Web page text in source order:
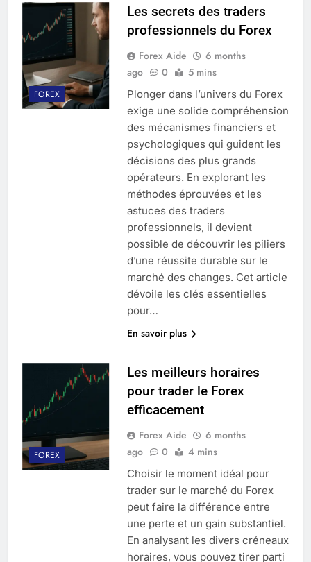
FOREX
Les secrets des traders
professionnels du Forex
Forex Aide
6 months
ago
0 5 mins
Plonger dans l’univers du Forex
exige une solide compréhension
des mécanismes financiers et
psychologiques qui guident les
décisions des plus grands
opérateurs. En explorant les
méthodes éprouvées et les
astuces des traders
professionnels, il devient
possible de découvrir les piliers
d’une réussite durable sur le
marché des changes. Cet article
dévoile les clés essentielles
pour…
En savoir plus
FOREX
Les meilleurs horaires
pour trader le Forex
efficacement
Forex Aide
6 months
ago
0 4 mins
Choisir le moment idéal pour
trader sur le marché du Forex
peut faire la différence entre
une perte et un gain substantiel.
En analysant les divers créneaux
horaires, vous pouvez tirer parti